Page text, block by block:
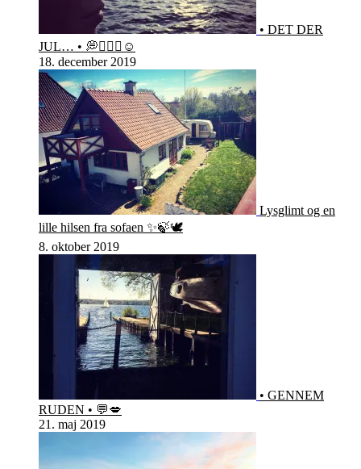
• DET DER
JUL… • 💭🤷🏻‍♀️☺️
18. december 2019
Lysglimt og en
lille hilsen fra sofaen ✨🍃🕊
8. oktober 2019
• GENNEM
RUDEN • 💬💋
21. maj 2019